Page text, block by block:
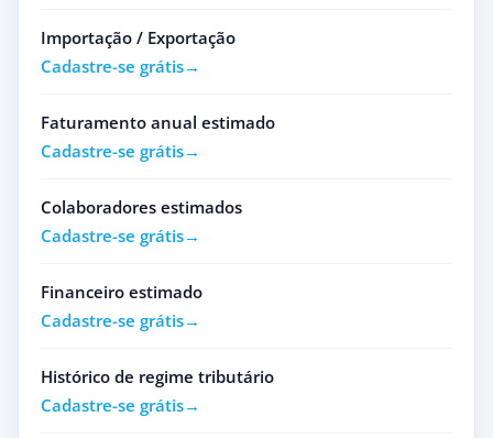
Importação / Exportação
Cadastre-se grátis
Faturamento anual estimado
Cadastre-se grátis
Colaboradores estimados
Cadastre-se grátis
Financeiro estimado
Cadastre-se grátis
Histórico de regime tributário
Cadastre-se grátis